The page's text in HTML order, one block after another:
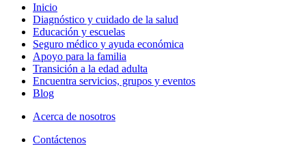
Inicio
Diagnóstico y cuidado de la salud
Educación y escuelas
Seguro médico y ayuda económica
Apoyo para la familia
Transición a la edad adulta
Encuentra servicios, grupos y eventos
Blog
Acerca de nosotros
Contáctenos